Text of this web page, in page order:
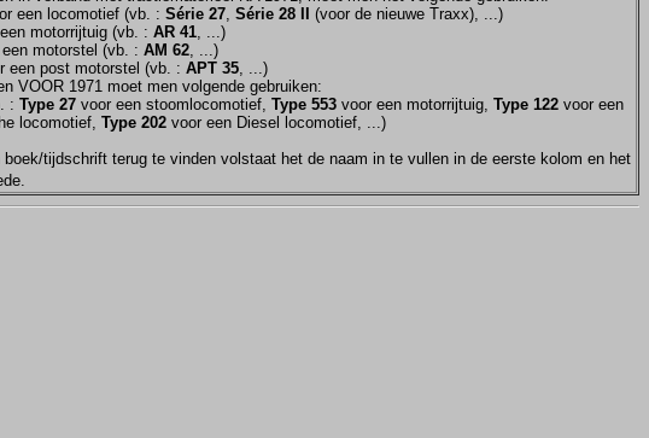
een locomotief (vb. : Série 27 Série 28 II
(voor de nieuwe Traxx), ...)
motorrijtuig (vb. : AR 41 , ...)
motorstel (vb. : AM 62 , ...)
een post motorstel (vb. : APT 35 , ...)
VOOR 1971 moet men volgende gebruiken:
: Type 27 voor een stoomlocomotief, Type 553 voor een motorrijtuig, Type 122 voor een
locomotief, Type 202 voor een Diesel locomotief, ...)
boek/tijdschrift terug te vinden volstaat het de naam in te vullen in de eerste kolom en het